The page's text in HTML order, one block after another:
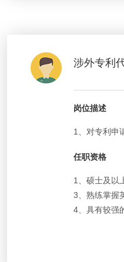
涉外专利
岗位描述
1、对专利申
任职资格
1、硕士及以
3、熟练掌握
4、具有较强